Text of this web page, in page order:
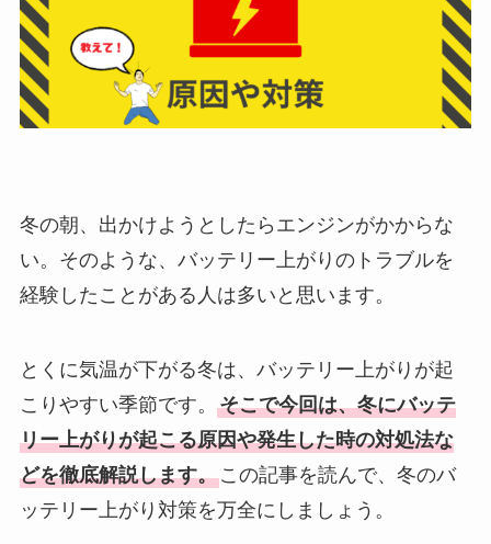
冬の朝、出かけようとしたらエンジンがかからな
い。そのような、バッテリー上がりのトラブルを
経験したことがある人は多いと思います。
とくに気温が下がる冬は、バッテリー上がりが起
こりやすい季節です。 そこで今回は、冬にバッテ
リー上がりが起こる原因や発生した時の対処法な
どを徹底解説します。この記事を読んで、冬のバ
ッテリー上がり対策を万全にしましょう。